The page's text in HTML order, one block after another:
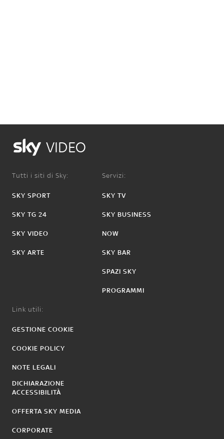
VIDEO
Tutti i siti di Sky:
SKY SPORT
SKY TG 24
SKY VIDEO
SKY ARTE
Servizi:
SKY TV
SKY BUSINESS
NOW
SKY BAR
SPAZI SKY
PROGRAMMI
Link utili:
GESTIONE COOKIE
COOKIE POLICY
NOTE LEGALI
DICHIARAZIONE
ACCESSIBILITÀ
OFFERTA SKY MEDIA
CORPORATE